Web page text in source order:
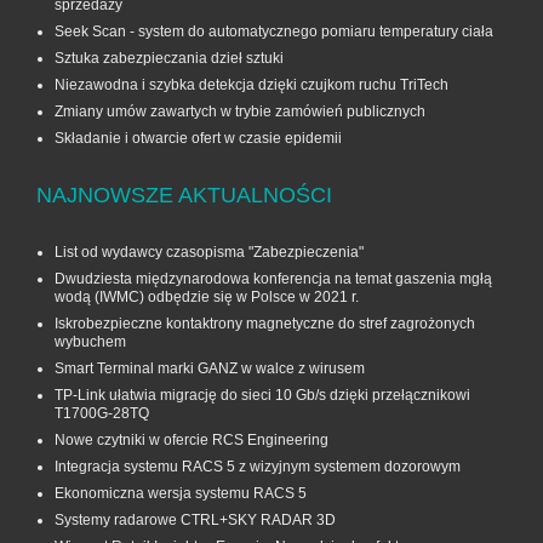
sprzedaży
Seek Scan - system do automatycznego pomiaru temperatury ciała
Sztuka zabezpieczania dzieł sztuki
Niezawodna i szybka detekcja dzięki czujkom ruchu TriTech
Zmiany umów zawartych w trybie zamówień publicznych
Składanie i otwarcie ofert w czasie epidemii
NAJNOWSZE AKTUALNOŚCI
List od wydawcy czasopisma "Zabezpieczenia"
Dwudziesta międzynarodowa konferencja na temat gaszenia mgłą
wodą (IWMC) odbędzie się w Polsce w 2021 r.
Iskrobezpieczne kontaktrony magnetyczne do stref zagrożonych
wybuchem
Smart Terminal marki GANZ w walce z wirusem
TP-Link ułatwia migrację do sieci 10 Gb/s dzięki przełącznikowi
T1700G‑28TQ
Nowe czytniki w ofercie RCS Engineering
Integracja systemu RACS 5 z wizyjnym systemem dozorowym
Ekonomiczna wersja systemu RACS 5
Systemy radarowe CTRL+SKY RADAR 3D